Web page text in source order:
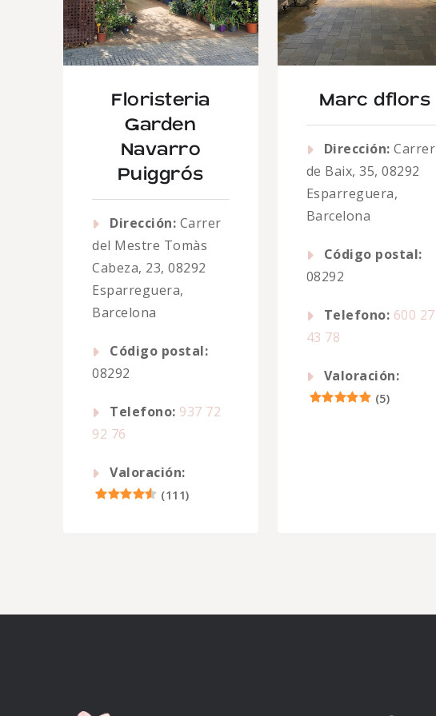
Floristeria
Garden
Navarro
Puiggrós
Dirección: Carrer
del Mestre Tomàs
Cabeza, 23, 08292
Esparreguera,
Barcelona
Código postal:
08292
Telefono: 937 72
92 76
Valoración:
(111)
Marc dflors
Dirección: Carrer
de Baix, 35, 08292
Esparreguera,
Barcelona
Código postal:
08292
Telefono: 600 27
43 78
Valoración:
(5)